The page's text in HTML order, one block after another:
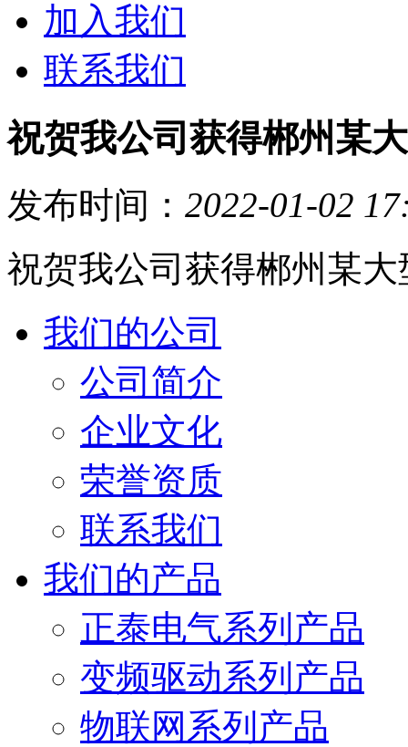
加入我们
联系我们
祝贺我公司获得郴州某
发布时间： 2022-01-02
祝贺我公司获得郴州某
我们的公司
公司简介
企业文化
荣誉资质
联系我们
我们的产品
正泰电气系列产品
变频驱动系列产品
物联网系列产品